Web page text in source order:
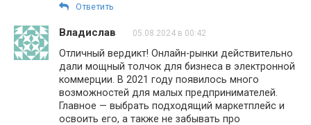
Ответить
Владислав 05.08.2024 в 00:42
Отличный вердикт! Онлайн-рынки действительно
дали мощный толчок для бизнеса в электронной
коммерции. В 2021 году появилось много
возможностей для малых предпринимателей.
Главное — выбрать подходящий маркетплейс и
освоить его, а также не забывать про